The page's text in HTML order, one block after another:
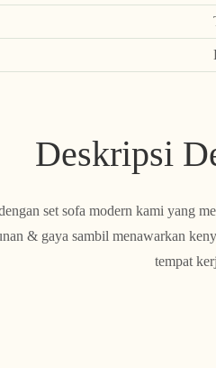
Deskripsi
set sofa modern kami yang
& gaya sambil menawarkan
tempat